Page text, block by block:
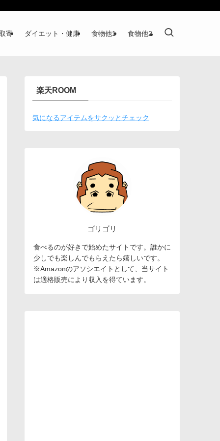
寄 ダイエット・健康 食物他1 食物他2
楽天ROOM
気になるアイテムをサクッとチェック
ゴリゴリ
食べるのが好きで始めたサイトです。誰かに
少しでも楽しんでもらえたら嬉しいです。
※Amazonのアソシエイトとして、当サイト
は適格販売により収入を得ています。